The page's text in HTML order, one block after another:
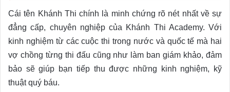
Cái tên Khánh Thi chính là minh chứng rõ nét nhất về sự
đẳng cấp, chuyên nghiệp của Khánh Thi Academy. Với
kinh nghiệm từ các cuộc thi trong nước và quốc tế mà hai
vợ chồng từng thi đấu cũng như làm ban giám khảo, đảm
bảo sẽ giúp bạn tiếp thu được những kinh nghiệm, kỹ
thuật quý báu.